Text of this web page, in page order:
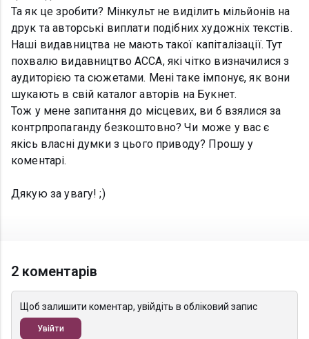
Та як це зробити? Мінкульт не виділить мільйонів на
друк та авторські виплати подібних художніх текстів.
Наші видавництва не мають такої капіталізації. Тут
похвалю видавництво АССА, які чітко визначилися з
аудиторією та сюжетами. Мені таке імпонує, як вони
шукають в свій каталог авторів на Букнет.
Тож у мене запитання до місцевих, ви б взялися за
контрпропаганду безкоштовно? Чи може у вас є
якісь власні думки з цього приводу? Прошу у
коментарі.
Дякую за увагу! ;)
2 коментарів
Щоб залишити коментар, увійдіть в обліковий запис
Увійти